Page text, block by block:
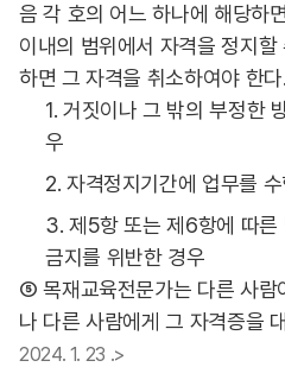
음 각 호의 어느 하나에 해당하
이내의 범위에서 자격을 정지
하면 그 자격을 취소하여야 한다.
1. 거짓이나 그 밖의 부정한
우
2. 자격정지기간에 업무를
3. 제5항 또는 제6항에 따른
금지를 위반한 경우
⑤ 목재교육전문가는 다른 사람
나 다른 사람에게 그 자격증을
2024. 1. 23 .>